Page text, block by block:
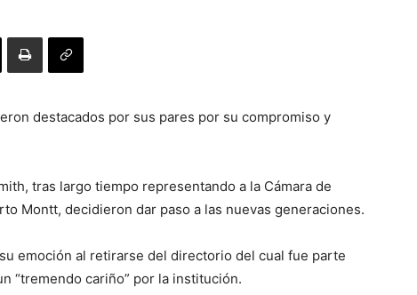
destacados por sus pares por su compromiso y
tras largo tiempo representando a la Cámara de
Montt, decidieron dar paso a las nuevas generaciones.
emoción al retirarse del directorio del cual fue parte
“tremendo cariño” por la institución.